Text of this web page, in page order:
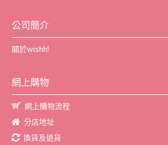
公司簡介
關於wishh!
網上購物
網上購物流程
分店地址
換貨及退貨